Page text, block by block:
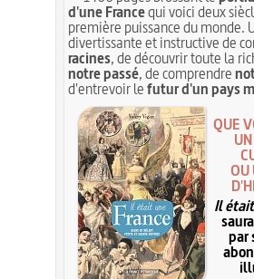
d'une Francequi voici deux
première puissance du monde.
divertissante et instructive de
racines, de découvrir toute la
notre passé, de comprendre
d'entrevoir lefutur d'un pays
QUE
OU
Il
par